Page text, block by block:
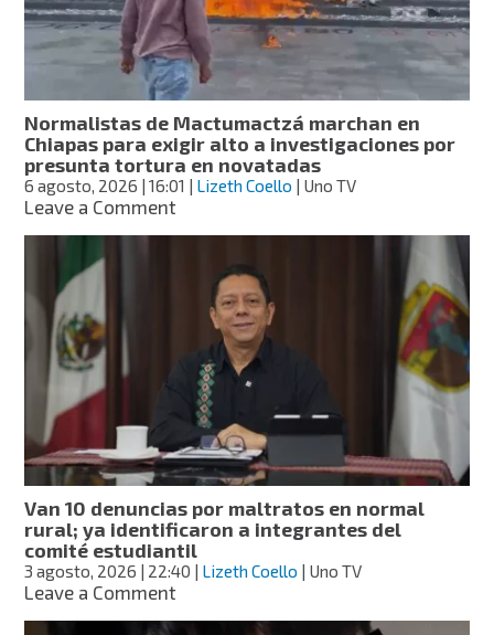
Normalistas de Mactumactzá marchan en
Chiapas para exigir alto a investigaciones por
presunta tortura en novatadas
6 agosto, 2026 | 16:01 | Lizeth Coello | Uno TV
Leave a Commenton
Mactumactzá
marchan
Chiapas
para
exigir
alto
investigaciones
por
presunta
tortura
en
novatadas
Van 10 denuncias por maltratos en normal
rural; ya identificaron a integrantes del
comité estudiantil
3 agosto, 2026 | 22:40 | Lizeth Coello | Uno TV
Leave a Commenton